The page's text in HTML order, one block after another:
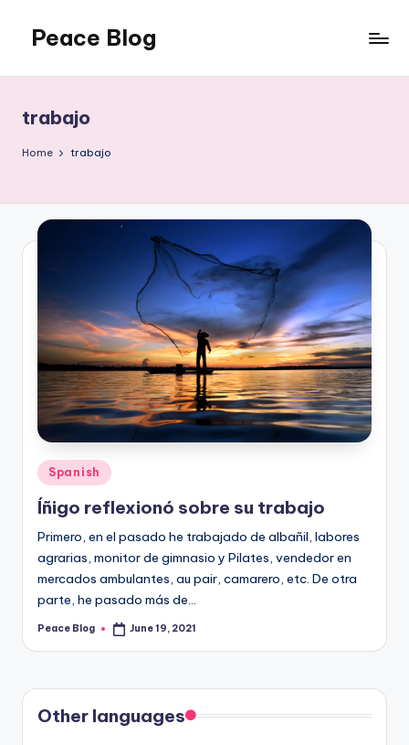
content
Peace Blog
Peace
Like
This
trabajo
Home trabajo
Posted
in
Spanish
Íñigo reflexionó sobre su trabajo
Primero, en el pasado he trabajado de albañil, labores
agrarias, monitor de gimnasio y Pilates, vendedor en
mercados ambulantes, au pair, camarero, etc. De otra
parte, he pasado más de…
Posted
Peace Blog June 19, 2021
Other languages